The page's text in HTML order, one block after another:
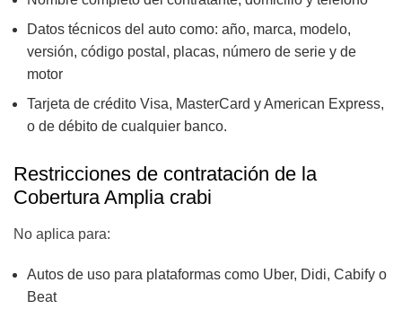
Datos técnicos del auto como: año, marca, modelo,
versión, código postal, placas, número de serie y de
motor
Tarjeta de crédito Visa, MasterCard y American Express,
o de débito de cualquier banco.
Restricciones de contratación de la
Cobertura Amplia crabi
No aplica para:
Autos de uso para plataformas como Uber, Didi, Cabify o
Beat